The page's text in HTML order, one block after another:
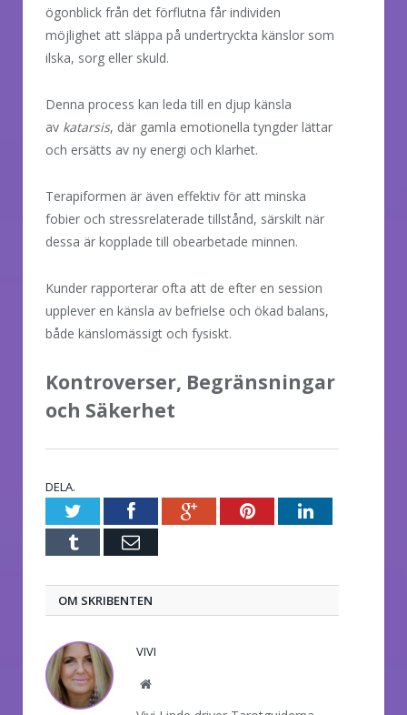
ögonblick från det förflutna får individen
möjlighet att släppa på undertryckta känslor som
ilska, sorg eller skuld.
Denna process kan leda till en djup känsla
av katarsis, där gamla emotionella tyngder lättar
och ersätts av ny energi och klarhet.
Terapiformen är även effektiv för att minska
fobier och stressrelaterade tillstånd, särskilt när
dessa är kopplade till obearbetade minnen.
Kunder rapporterar ofta att de efter en session
upplever en känsla av befrielse och ökad balans,
både känslomässigt och fysiskt.
Kontroverser, Begränsningar
och Säkerhet
DELA.
TwitterFacebookGoogle+PinterestLinkedIn
Tumblr E-
OM SKRIBENTEN
VIVI
Website